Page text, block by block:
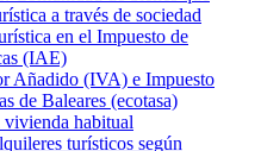
a través de sociedad
en el Impuesto de
(IAE)
Añadido (IVA) e Impuesto
de Baleares (ecotasa)
habitual
turísticos según